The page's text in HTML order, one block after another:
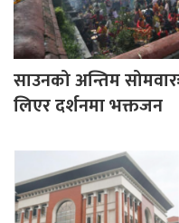
साउनको अन्तिम
लिएर दर्शनमा भक्तजन